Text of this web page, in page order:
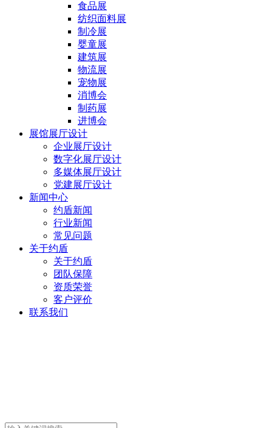
食品展
纺织面料展
制冷展
婴童展
建筑展
物流展
宠物展
消博会
制药展
进博会
展馆展厅设计
企业展厅设计
数字化展厅设计
多媒体展厅设计
党建展厅设计
新闻中心
约盾新闻
行业新闻
常见问题
关于约盾
关于约盾
团队保障
资质荣誉
客户评价
联系我们